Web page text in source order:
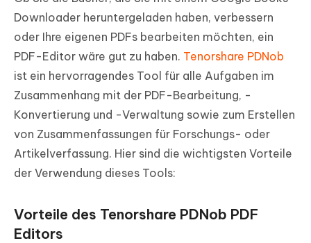
Downloader heruntergeladen haben, verbessern
oder Ihre eigenen PDFs bearbeiten möchten, ein
PDF-Editor wäre gut zu haben. Tenorshare PDNob
ist ein hervorragendes Tool für alle Aufgaben im
Zusammenhang mit der PDF-Bearbeitung, -
Konvertierung und -Verwaltung sowie zum Erstellen
von Zusammenfassungen für Forschungs- oder
Artikelverfassung. Hier sind die wichtigsten Vorteile
der Verwendung dieses Tools:
Vorteile des Tenorshare PDNob PDF
Editors